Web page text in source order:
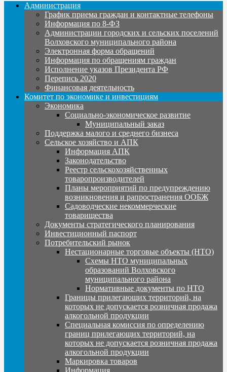
Администрация
График приема граждан и контактные телефоны
Информация по 8-ФЗ
Администрации городских и сельских поселений
Волховского муниципального района
Электронная форма обращений
Информация по обращениям граждан
Исполнение указов Президента РФ
Перепись 2020
Финансовая деятельность
Комитет по экономике и инвестициям
Экономика
Социально-экономическое развитие
Муниципальный заказ
Поддержка малого и среднего бизнеса
Сельское хозяйство и АПК
Информация АПК
Законодательство
Реестр сельскохозяйственных
товаропроизводителей
Планы мероприятий по предупреждению
возникновения и рапространения ООБЖ
Садоводческие некоммерческие
товарищества
Документы стратегического планирования
Инвестиционный паспорт
Потребительский рынок
Нестационарные торговые объекты (НТО)
Схемы НТО муниципальных
образований Волховского
муниципального района
Нормативные документы по НТО
Границы прилегающих территорий, на
которых не допускается розничная продажа
алкогольной продукции
Специальная комиссия по определению
границ прилегающих территорий, на
которых не допускается розничная продажа
алкогольной продукции
Маркировка товаров
Информация